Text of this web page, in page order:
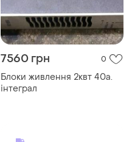
7560 грн 0
Блоки живлення 2квт 40а.
інтеграл